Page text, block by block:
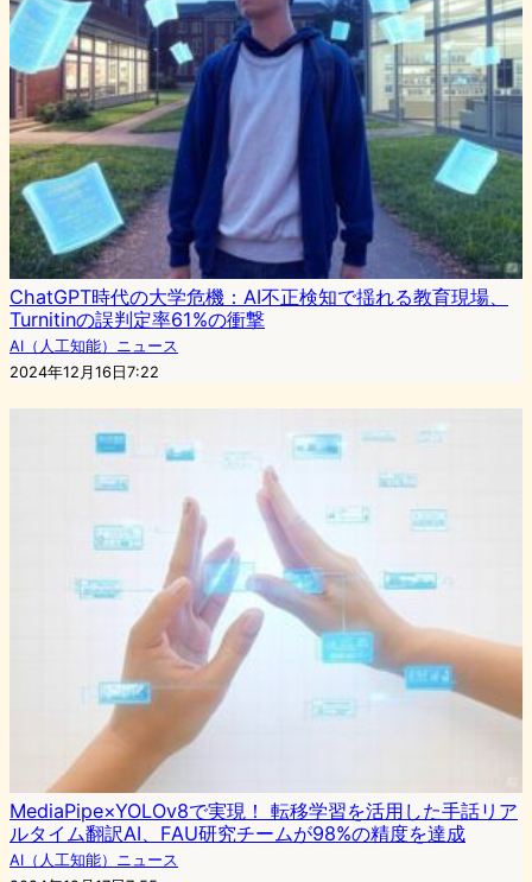
ChatGPT時代の大学危機：AI不正検知で揺れる教育現場、
Turnitinの誤判定率61%の衝撃
AI（人工知能）ニュース
2024年12月16日7:22
MediaPipe×YOLOv8で実現！ 転移学習を活用した手話リア
ルタイム翻訳AI、FAU研究チームが98%の精度を達成
AI（人工知能）ニュース